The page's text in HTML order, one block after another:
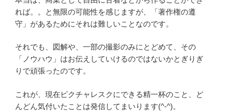
れば。。と無限の可能性を感じますが、「著作権の遵
守」があるためにそれは難しいことなのです。
それでも、図解や、一部の撮影のみにとどめて、その
「ノウハウ」はお伝えしていけるのではないかとぎりぎ
りで頑張ったのです。
これが、現在ピクチャレスクにできる精一杯のこと、ど
んどん気付いたことは発信してまいります(^-^)。